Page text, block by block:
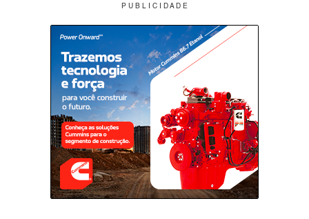
P U B L I C I D A D E